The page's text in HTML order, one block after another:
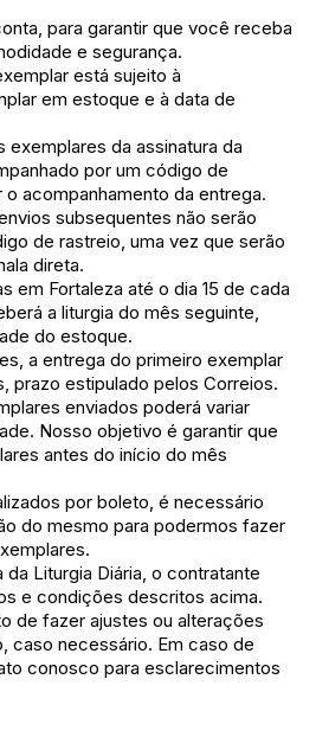
para garantir que você receba
e segurança.
está sujeito à
em estoque e à data de
exemplares da assinatura da
por um código de
acompanhamento da entrega.
subsequentes não serão
de rastreio, uma vez que serão
direta.
em Fortaleza até o dia 15 de cada
a liturgia do mês seguinte,
do estoque.
a entrega do primeiro exemplar
prazo estipulado pelos Correios.
enviados poderá variar
Nosso objetivo é garantir que
antes do início do mês
por boleto, é necessário
do mesmo para podermos fazer
da Liturgia Diária, o contratante
e condições descritos acima.
de fazer ajustes ou alterações
caso necessário. Em caso de
conosco para esclarecimentos